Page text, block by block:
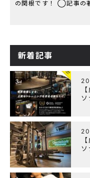
の関根です！ ◯記事の
PFT(全米エクササイズ＆
[…]
新着記事
ソ
ソ